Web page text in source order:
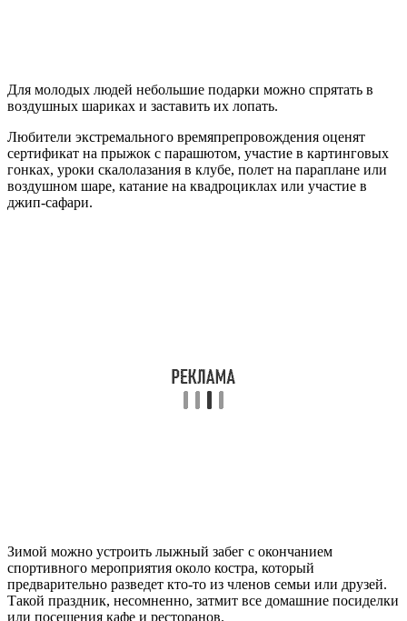
Для молодых людей небольшие подарки можно спрятать в
воздушных шариках и заставить их лопать.
Любители экстремального времяпрепровождения оценят
сертификат на прыжок с парашютом, участие в картинговых
гонках, уроки скалолазания в клубе, полет на параплане или
воздушном шаре, катание на квадроциклах или участие в
джип-сафари.
Зимой можно устроить лыжный забег с окончанием
спортивного мероприятия около костра, который
предварительно разведет кто-то из членов семьи или друзей.
Такой праздник, несомненно, затмит все домашние посиделки
или посещения кафе и ресторанов.